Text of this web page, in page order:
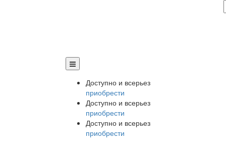
Доступно и всерьез
приобрести
Доступно и всерьез
приобрести
Доступно и всерьез
приобрести